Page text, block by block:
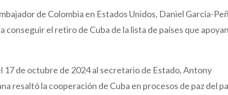
de Colombia en Estados Unidos, Daniel García-
conseguir el retiro de Cuba de la lista de países que
17 de octubre de 2024 al secretario de Estado, Antony
resaltó la cooperación de Cuba en procesos de paz del